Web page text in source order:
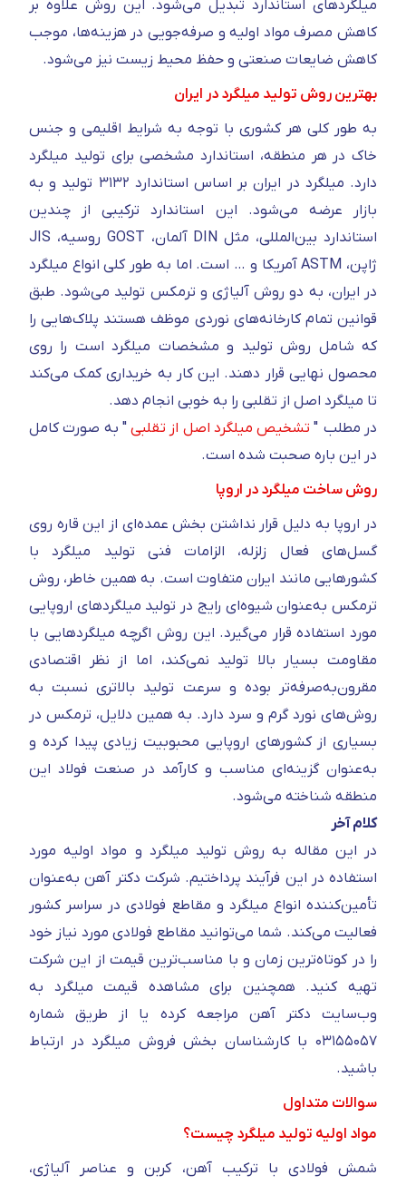
میلگردهای استاندارد تبدیل می‌شود. این روش علاوه بر
کاهش مصرف مواد اولیه و صرفه‌جویی در هزینه‌ها، موجب
کاهش ضایعات صنعتی و حفظ محیط زیست نیز می‌شود.
بهترین روش تولید میلگرد در ایران
به طور کلی هر کشوری با توجه به شرایط اقلیمی و جنس
خاک در هر منطقه، استاندارد مشخصی برای تولید میلگرد
دارد. میلگرد در ایران بر اساس استاندارد ۳۱۳۲ تولید و به
بازار عرضه می‌شود. این استاندارد ترکیبی از چندین
استاندارد بین‌المللی، مثل DIN آلمان، GOST روسیه، JIS
ژاپن، ASTM آمریکا و … است. اما به طور کلی انواع میلگرد
در ایران، به دو روش آلیاژی و ترمکس تولید می‌شود. طبق
قوانین تمام کارخانه‌های نوردی موظف هستند پلاک‌هایی را
که شامل روش تولید و مشخصات میلگرد است را روی
محصول نهایی قرار دهند. این کار به خریداری کمک می‌کند
تا میلگرد اصل از تقلبی را به خوبی انجام دهد.
در مطلب " تشخیص میلگرد اصل از تقلبی " به صورت کامل
در این باره صحبت شده است.
روش ساخت میلگرد در اروپا
در اروپا به دلیل قرار نداشتن بخش عمده‌ای از این قاره روی
گسل‌های فعال زلزله، الزامات فنی تولید میلگرد با
کشورهایی مانند ایران متفاوت است. به همین خاطر، روش
ترمکس به‌عنوان شیوه‌ای رایج در تولید میلگردهای اروپایی
مورد استفاده قرار می‌گیرد. این روش اگرچه میلگردهایی با
مقاومت بسیار بالا تولید نمی‌کند، اما از نظر اقتصادی
مقرون‌به‌صرفه‌تر بوده و سرعت تولید بالاتری نسبت به
روش‌های نورد گرم و سرد دارد. به همین دلایل، ترمکس در
بسیاری از کشورهای اروپایی محبوبیت زیادی پیدا کرده و
به‌عنوان گزینه‌ای مناسب و کارآمد در صنعت فولاد این
منطقه شناخته می‌شود.
کلام آخر
در این مقاله به روش تولید میلگرد و مواد اولیه مورد
استفاده در این فرآیند پرداختیم. شرکت دکتر آهن به‌عنوان
تأمین‌کننده انواع میلگرد و مقاطع فولادی در سراسر کشور
فعالیت می‌کند. شما می‌توانید مقاطع فولادی مورد نیاز خود
را در کوتاه‌ترین زمان و با مناسب‌ترین قیمت از این شرکت
تهیه کنید. همچنین برای مشاهده قیمت میلگرد به
وب‌سایت دکتر آهن مراجعه کرده یا از طریق شماره
۰۳۱۵۵۰۵۷ با کارشناسان بخش فروش میلگرد در ارتباط
باشید.
سوالات متداول
مواد اولیه تولید میلگرد چیست؟
شمش فولادی با ترکیب آهن، کربن و عناصر آلیاژی،